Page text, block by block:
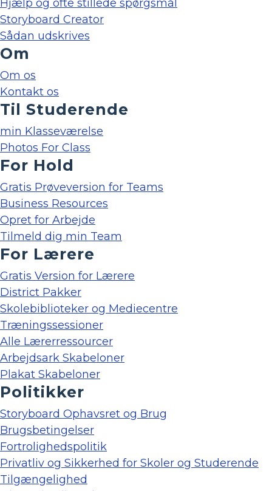
Hjælp og ofte stillede spørgsmål
Storyboard Creator
Sådan udskrives
Om
Om os
Kontakt os
Til Studerende
min Klasseværelse
Photos For Class
For Hold
Gratis Prøveversion for Teams
Business Resources
Opret for Arbejde
Tilmeld dig min Team
For Lærere
Gratis Version for Lærere
District Pakker
Skolebiblioteker og Mediecentre
Træningssessioner
Alle Lærerressourcer
Arbejdsark Skabeloner
Plakat Skabeloner
Politikker
Storyboard Ophavsret og Brug
Brugsbetingelser
Fortrolighedspolitik
Privatliv og Sikkerhed for Skoler og Studerende
Tilgængelighed